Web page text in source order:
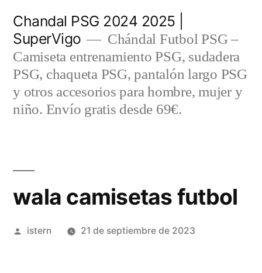
contenido
Chandal PSG 2024 2025 |
SuperVigo
Chándal Futbol PSG –
Camiseta entrenamiento PSG, sudadera
PSG, chaqueta PSG, pantalón largo PSG
y otros accesorios para hombre, mujer y
niño. Envío gratis desde 69€.
wala camisetas futbol
Publicado
istern 21 de septiembre de 2023